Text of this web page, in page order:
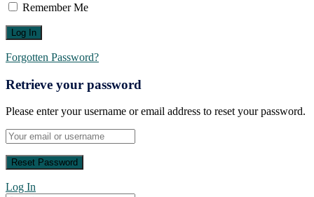
Remember Me
Forgotten Password?
Retrieve your password
Please enter your username or email address to reset your password.
Log In